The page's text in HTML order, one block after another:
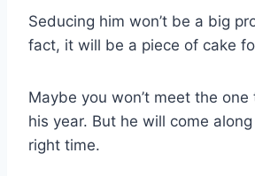
Seducing him won’t be a big
fact, it will be a piece of cake
Maybe you won’t meet the
his year. But he will come
right time.